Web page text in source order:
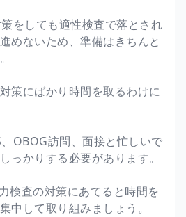
をしても適性検査で落とされ
めないため、準備はきちんと
策にばかり時間を取るわけに
OBOG訪問、面接と忙しいで
っかりする必要があります。
検査の対策にあてると時間を
中して取り組みましょう。